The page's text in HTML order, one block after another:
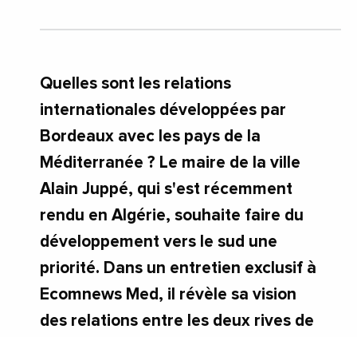
Quelles sont les relations
internationales développées par
Bordeaux avec les pays de la
Méditerranée ? Le maire de la ville
Alain Juppé, qui s'est récemment
rendu en Algérie, souhaite faire du
développement vers le sud une
priorité. Dans un entretien exclusif à
Ecomnews Med, il révèle sa vision
des relations entre les deux rives de